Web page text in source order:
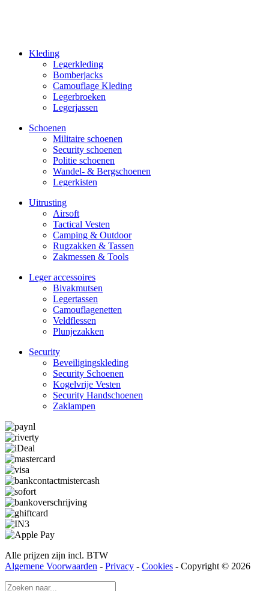
Kleding
Legerkleding
Bomberjacks
Camouflage Kleding
Legerbroeken
Legerjassen
Schoenen
Militaire schoe­nen
Security schoenen
Politie schoenen
Wandel- & Berg­­schoenen
Legerkisten
Uitrusting
Airsoft
Tactical Ves­ten
Camping & Outdoor
Rugzakken & Tassen
Zakmessen & Tools
Leger accessoires
Bivakmutsen
Legertassen
Camouflage­­netten
Veldflessen
Plunjezakken
Security
Beveiligings­­kleding
Security Schoenen
Kogelvrije Vesten
Security Hand­­schoenen
Zaklampen
Alle prijzen zijn incl. BTW
Algemene Voorwaarden - Privacy - Cookies - Copyright © 2026